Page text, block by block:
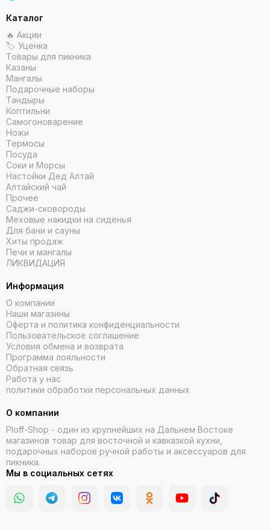
Каталог
🔥 Акции
🏷 Уценка
Товары для пикника
Казаны
Мангалы
Подарочные наборы
Тандыры
Коптильни
Самогоноварение
Ножи
Термосы
Посуда
Соки и Морсы
Настойки Дед Алтай
Алтайский чай
Прочее
Саджи-сковороды
Меховые накидки на сиденья
Для бани и сауны
Хиты продаж
Печи и мангалы
ЛИКВИДАЦИЯ
Информация
О компании
Наши магазины
Оферта и политика конфиденциальности
Пользовательское соглашение
Условия обмена и возврата
Программа лояльности
Обратная связь
Работа у нас
политики обработки персональных данных
О компании
Ploff-Shop - один из крупнейших на Дальнем Востоке
магазинов товар для восточной и кавказкой кухни,
подарочных наборов ручной работы и аксессуаров для
пикника.
Мы в социальных сетях